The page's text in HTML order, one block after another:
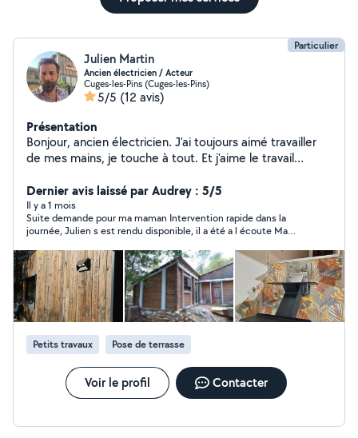
Particulier
Julien Martin
Ancien électricien / Acteur
Cuges-les-Pins (Cuges-les-Pins)
5/5 (12 avis)
Présentation
Bonjour, ancien électricien. J'ai toujours aimé travailler
de mes mains, je touche à tout. Et j'aime le travail
Dernier avis laissé par Audrey : 5/5
Il y a 1 mois
Suite demande pour ma maman Intervention rapide dans la
journée, Julien s est rendu disponible, il a été a l écoute Ma
sollicitera Julien à nouveau
Petits travaux Pose de terrasse
Voir le profil Contacter